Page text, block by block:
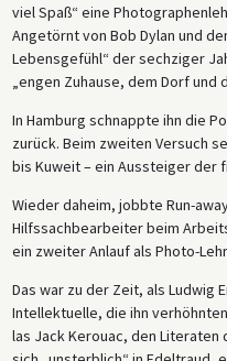
viel Spaß“ eine
Angetörnt von Bob Dylan und
Lebensgefühl“ der sechziger
„engen Zuhause, dem Dorf und
In Hamburg schnappte ihn die
zurück. Beim zweiten Versuch
bis Kuweit – ein Aussteiger der
Wieder daheim, jobbte Run-
Hilfssachbearbeiter beim
ein zweiter Anlauf als Photo-
Das war zu der Zeit, als Ludwig
Intellektuelle, die ihn
las Jack Kerouac, den